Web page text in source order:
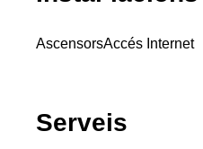
AscensorsAccés Internet
Serveis